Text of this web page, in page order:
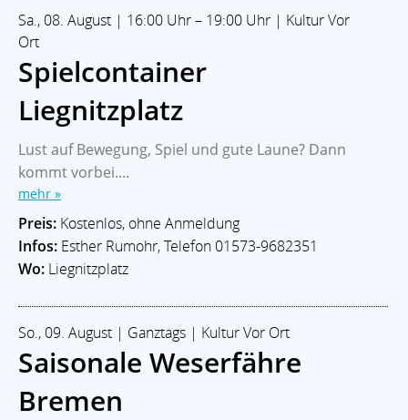
Sa., 08. August | 16:00 Uhr – 19:00 Uhr | Kultur Vor
Ort
Spielcontainer
Liegnitzplatz
Lust auf Bewegung, Spiel und gute Laune? Dann
kommt vorbei....
mehr »
Preis: Kostenlos, ohne Anmeldung
Infos: Esther Rumohr, Telefon 01573-9682351
Wo: Liegnitzplatz
So., 09. August | Ganztags | Kultur Vor Ort
Saisonale Weserfähre
Bremen